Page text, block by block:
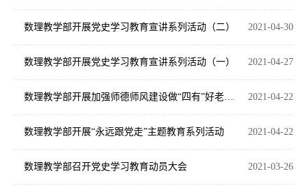
2021-04-30
数理教学部开展党史学习教育宣讲系列活动（二）
2021-04-27
数理教学部开展党史学习教育宣讲系列活动（一）
2021-04-22
数理教学部开展加强师德师风建设做“四有”好老师系列活动
2021-04-22
数理教学部开展“永远跟党走”主题教育系列活动
2021-03-26
数理教学部召开党史学习教育动员大会